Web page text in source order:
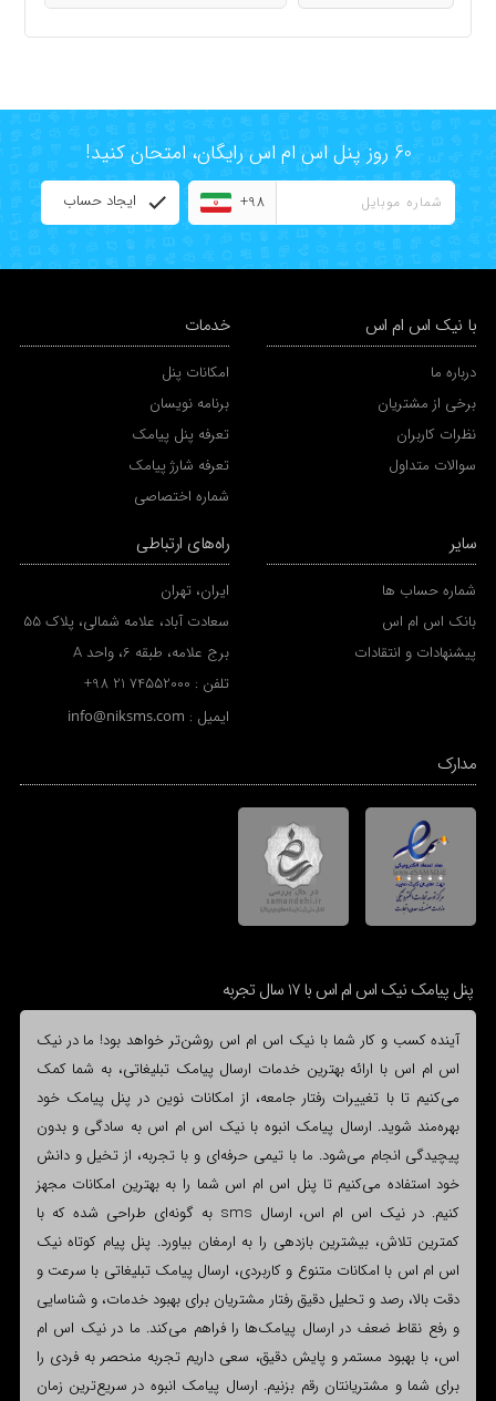
60 روز پنل اس ام اس رایگان، امتحان کنید!
+98 ایجاد حساب
با نیک اس ام اس
درباره ما
برخی از مشتریان
نظرات کاربران
سوالات متداول
خدمات
امکانات پنل
برنامه نویسان
تعرفه پنل پیامک
تعرفه شارژ پیامک
شماره اختصاصی
سایر
شماره حساب ها
بانک اس ام اس
پیشنهادات و انتقادات
راه‌های ارتباطی
ایران، تهران
سعادت آباد، علامه شمالی، پلاک 55
برج علامه، طبقه 6، واحد A
تلفن : +98 21 74552000
ایمیل : info@niksms.com
مدارک
پنل پیامک نیک اس ام اس با 17 سال تجربه
آینده کسب و کار شما با نیک اس ام اس روشن‌تر خواهد بود! ما در نیک
اس ام اس با ارائه بهترین خدمات ارسال پیامک تبلیغاتی، به شما کمک
می‌کنیم تا با تغییرات رفتار جامعه، از امکانات نوین در پنل پیامک خود
بهره‌مند شوید. ارسال پیامک انبوه با نیک اس ام اس به سادگی و بدون
پیچیدگی انجام می‌شود. ما با تیمی حرفه‌ای و با تجربه، از تخیل و دانش
خود استفاده می‌کنیم تا پنل اس ام اس شما را به بهترین امکانات مجهز
کنیم. در نیک اس ام اس، ارسال sms به گونه‌ای طراحی شده که با
کمترین تلاش، بیشترین بازدهی را به ارمغان بیاورد. پنل پیام کوتاه نیک
اس ام اس با امکانات متنوع و کاربردی، ارسال پیامک تبلیغاتی با سرعت و
دقت بالا، رصد و تحلیل دقیق رفتار مشتریان برای بهبود خدمات، و شناسایی
و رفع نقاط ضعف در ارسال پیامک‌ها را فراهم می‌کند. ما در نیک اس ام
اس، با بهبود مستمر و پایش دقیق، سعی داریم تجربه منحصر به فردی را
برای شما و مشتریانتان رقم بزنیم. ارسال پیامک انبوه در سریع‌ترین زمان